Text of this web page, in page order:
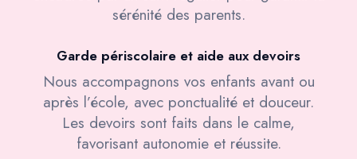
sérénité des parents.
Garde périscolaire et aide aux devoirs
Nous accompagnons vos enfants avant ou
après l’école, avec ponctualité et douceur.
Les devoirs sont faits dans le calme,
favorisant autonomie et réussite.